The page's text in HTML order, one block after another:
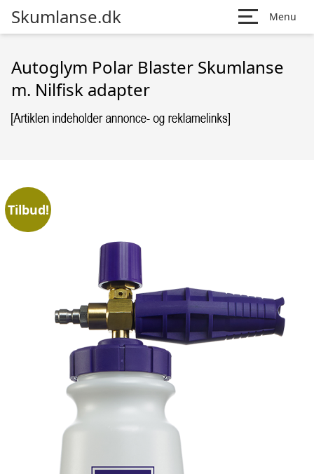
Skumlanse.dk Menu
Autoglym Polar Blaster Skumlanse
m. Nilfisk adapter
Tilbud!